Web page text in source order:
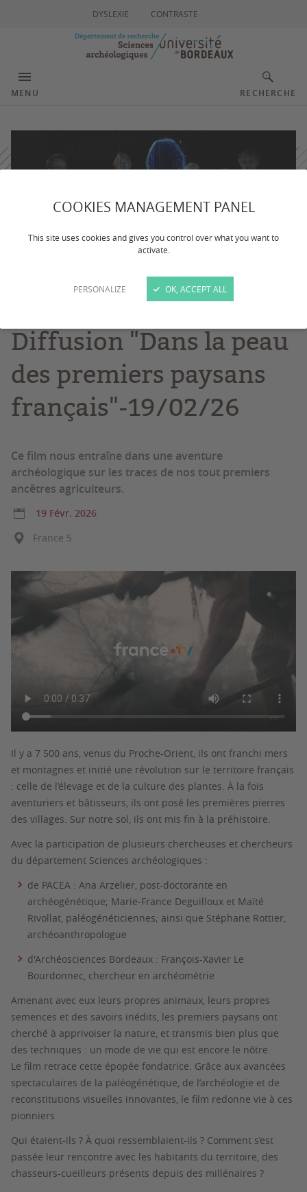
COOKIES MANAGEMENT PANEL
This site uses cookies and gives you control over what you want to
activate.
PERSONALIZE OK, ACCEPT ALL
DYSLEXIE CONTRASTE
MENU RECHERCHE
Diffusion "Dans la peau
des premiers paysans
français"-19/02/26
Ce film nous entraîne dans une aventure
archéologique sur les traces de nos tout premiers
ancêtres agriculteurs.
19 Févr. 2026
France 5
Il y a 7 500 ans, venus du Proche-Orient, ils ont franchi mers
et montagnes et initié une révolution sur le territoire français
: celle de l’élevage et de la culture des plantes. À la fois
aventuriers et bâtisseurs, ils ont posé les premières pierres
des villages. Sur notre sol, ils ont mis fin à la préhistoire.
Avec la participation de plusieurs chercheuses et chercheurs
du département Sciences archéologiques :
de PACEA : Ana Arzelier, post-doctorante en
archéogénétique; Marie-France Deguilloux et Maïté
Rivollat, paléogénéticiennes; ainsi que Stéphane Rottier,
archéoanthropologue
d'Archéosciences Bordeaux : François-Xavier Le
Bourdonnec, chercheur en archéométrie
Amenant avec eux leurs propres animaux, leurs propres
semences et des savoirs inédits, les premiers paysans ont
cherché à apprivoiser la nature, et transmis bien plus que
des techniques : un mode de vie qui est encore le nôtre.
Le film retrace cette épopée fondatrice. Grâce aux avancées
spectaculaires de la paléogénétique, de l’archéologie et de
reconstitutions visuelles innovantes, le film redonne vie à ces
pionniers.
Qui étaient-ils ? À quoi ressemblaient-ils ? Comment s’est
passée leur rencontre avec les habitants du territoire, des
chasseurs-cueilleurs présents depuis des millénaires ?